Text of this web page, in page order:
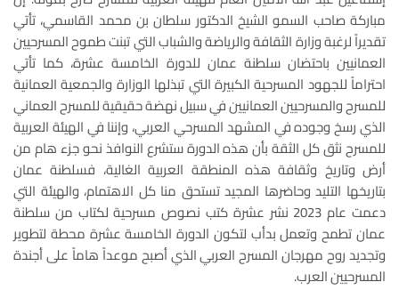
مباركة صاحب السمو الشيخ الدكتور سلطان بن محمد القاسمي، تأتي
تقديراً لرغبة وزارة الثقافة والرياضة والشباب التي تبنت طموح المسرحيين
العمانيين باحتضان سلطنة عمان للدورة الخامسة عشرة، كما تأتي
احتراماً للجهود المسرحية الكبيرة التي تبذلها الوزارة والجمعية العمانية
للمسرح والمسرحيين العمانيين في سبيل نهضة حقيقية للمسرح العماني
الذي رسخ وجوده في المشهد المسرحي العربي، وإننا في الهيئة العربية
للمسرح نثق كل الثقة بأن هذه الدورة ستشرع النوافذ نحو جزء هام من
أرض وتاريخ وثقافة هذه المنطقة العربية الغالية، فسلطنة عمان
بتاريخها التليد وحاضرها المجيد تستحق منا كل الاهتمام، والهيئة التي
دعمت عام 2023 نشر عشرة كتب نصوص مسرحية لكتاب من سلطنة
عمان تطمح وتعمل بدأب لتكون الدورة الخامسة عشرة محطة لتطوير
وتجديد روح مهرجان المسرح العربي الذي أصبح موعداً هاماً على أجندة
المسرحيين العرب.